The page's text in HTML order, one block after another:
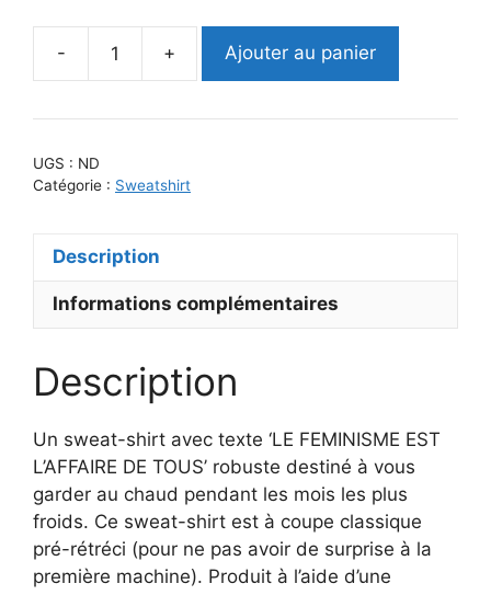
-
quantité
SWEATSHIRT
DE
TOUS
+ Ajouter au panier
UGS : ND
Catégorie : Sweatshirt
Description
Informations complémentaires
Description
Un sweat-shirt avec texte ‘LE FEMINISME EST
L’AFFAIRE DE TOUS’ robuste destiné à vous
garder au chaud pendant les mois les plus
froids. Ce sweat-shirt est à coupe classique
pré-rétréci (pour ne pas avoir de surprise à la
première machine). Produit à l’aide d’une